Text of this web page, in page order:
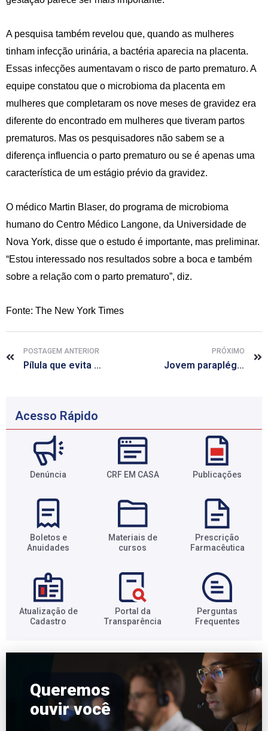
A pesquisa também revelou que, quando as mulheres
tinham infecção urinária, a bactéria aparecia na placenta.
Essas infecções aumentavam o risco de parto prematuro. A
equipe constatou que o microbioma da placenta em
mulheres que completaram os nove meses de gravidez era
diferente do encontrado em mulheres que tiveram partos
prematuros. Mas os pesquisadores não sabem se a
diferença influencia o parto prematuro ou se é apenas uma
característica de um estágio prévio da gravidez.
O médico Martin Blaser, do programa de microbioma
humano do Centro Médico Langone, da Universidade de
Nova York, disse que o estudo é importante, mas preliminar.
“Estou interessado nos resultados sobre a boca e também
sobre a relação com o parto prematuro”, diz.
Fonte: The New York Times
POSTAGEM ANTERIOR
Pílula que evita transmissão de HIV pode gerar nova revolução sexual
PRÓXIMO
Jovem paraplégico usa exoesqueleto e chuta bola na abertura da Copa
Acesso Rápido
Denúncia CRF EM CASA Publicações
Boletos e
Anuidades​
Materiais de
cursos​
Prescrição
Farmacêutica​
Atualização de
Cadastro​
Portal da
Transparência​
Perguntas
Frequentes​
Queremos
ouvir você